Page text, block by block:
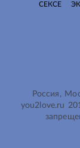
СЕКСЕ
Россия,
you2love.ru